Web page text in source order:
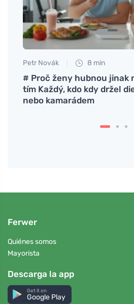
Petr Novák 8 min
# Proč ženy hubnou jinak
tím Každý, kdo kdy držel
nebo kamarádem
Ferwer
Quiénes somos
Mayorista
Descarga la app
Get it on
Google Play